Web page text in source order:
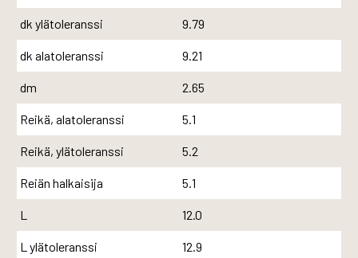
dk ylätoleranssi 9.79
dk alatoleranssi 9.21
dm 2.65
Reikä, alatoleranssi 5.1
Reikä, ylätoleranssi 5.2
Reiän halkaisija 5.1
L 12.0
L ylätoleranssi 12.9